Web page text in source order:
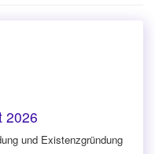
2026
und Existenzgründung